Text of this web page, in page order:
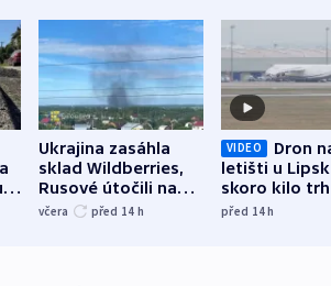
Ukrajina zasáhla
sklad Wildberries,
Rusové útočili na
trh, hasiče či
včera před 14 h
VIDEO
Dron
letišti u
skoro kilo
indicie
před 14h